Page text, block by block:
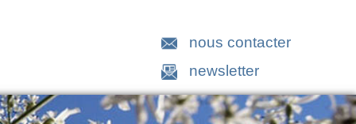
nous contacter
newsletter